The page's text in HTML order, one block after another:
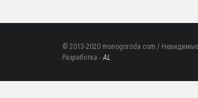
© 2013-2020 monogoroda.com /
Разработка -AL